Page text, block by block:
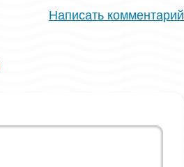
Написать комментарий